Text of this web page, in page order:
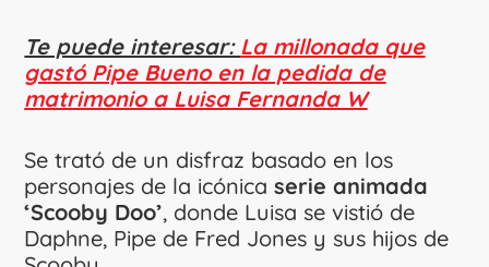
Te puede interesar: La millonada que
gastó Pipe Bueno en la pedida de
matrimonio a Luisa Fernanda W
Se trató de un disfraz basado en los
personajes de la icónica serie animada
‘Scooby Doo’, donde Luisa se vistió de
Daphne, Pipe de Fred Jones y sus hijos de